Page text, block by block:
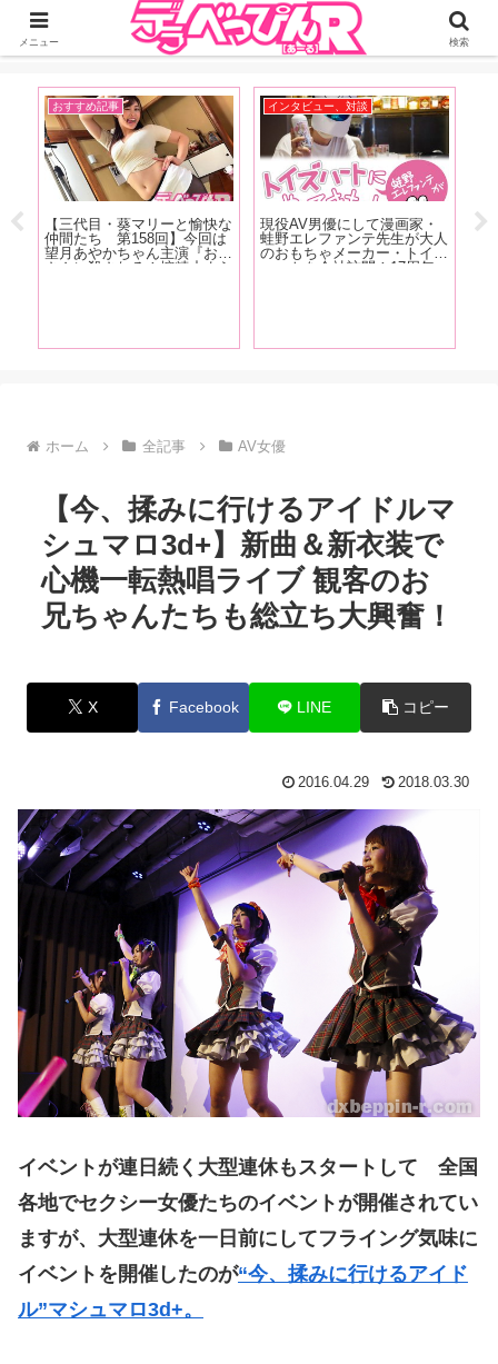
ジーオーティーが運営するちょっとHなニュースサイ。サイト内のリンクには
DMMアフィリエイトが含まれているものがあります
おすすめ記事
TOEIC990点&英検1級の澁谷
果歩ちゃんが今すぐ使える
（？）Hな英会話をレッス
ン！ 第23回のテーマは「SM
イベント、雑談
【FANZA2023年3月号発
売！】表紙はお顔が強い！ム
ーディーズ新人・宮下玲奈！
女優インタビューは稲荷あ
ホーム 全記事 AV女優
【今、揉みに行けるアイドルマ
シュマロ3d+】新曲＆新衣装で
心機一転熱唱ライブ 観客のお
兄ちゃんたちも総立ち大興奮！
X Facebook LINE コピー
2016.04.29 2018.03.30
イベントが連日続く大型連休もスタートして 全国
各地でセクシー女優たちのイベントが開催されてい
ますが、大型連休を一日前にしてフライング気味に
イベントを開催したのが“今、揉みに行けるアイド
ル”マシュマロ3d+。
メニュー 検索